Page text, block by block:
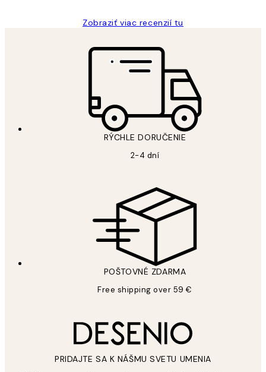
Zobraziť viac recenzií tu
RÝCHLE DORUČENIE
2-4 dní
POŠTOVNÉ ZDARMA
Free shipping over 59 €
PRIDAJTE SA K NÁŠMU SVETU UMENIA